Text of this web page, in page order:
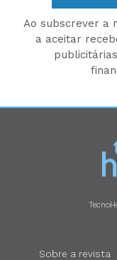
Ao subscrever a
a aceitar
Sobre a revista